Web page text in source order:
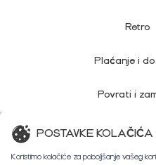
Retro
Plaćanje i
Povrati i
Korisnička
POSTAVKE KOLAČIĆA
Koristimo kolačiće za poboljšanje vašeg